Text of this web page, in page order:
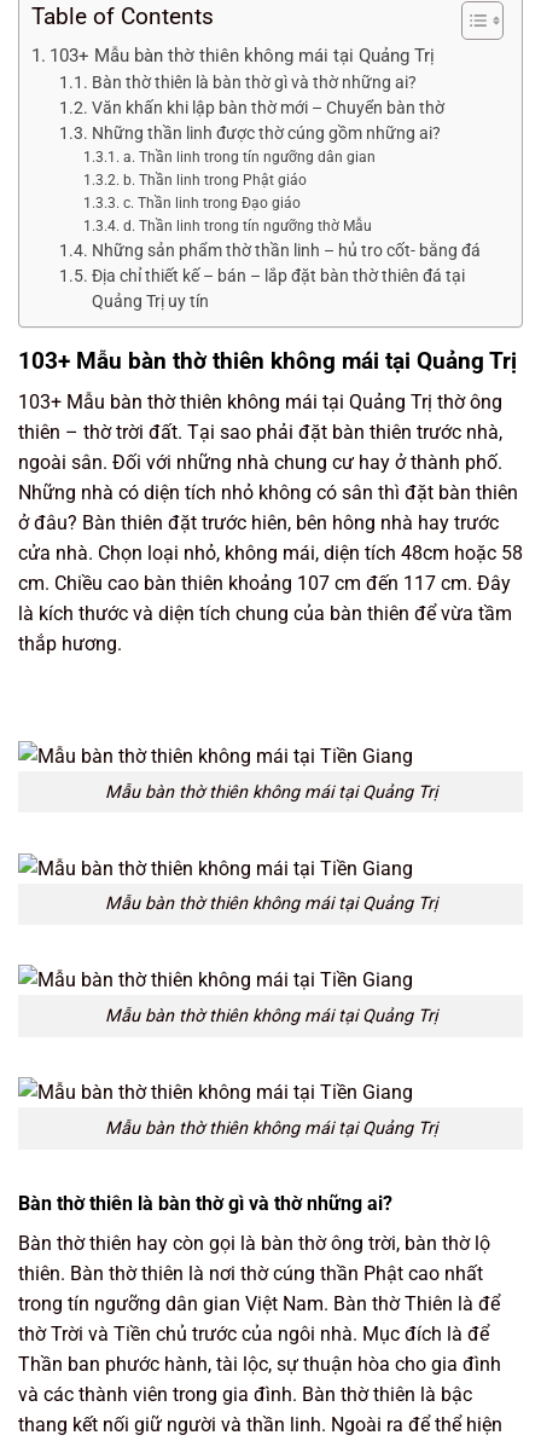
Table of Contents
103+ Mẫu bàn thờ thiên không mái tại Quảng Trị
Bàn thờ thiên là bàn thờ gì và thờ những ai?
Văn khấn khi lập bàn thờ mới – Chuyển bàn thờ
Những thần linh được thờ cúng gồm những ai?
a. Thần linh trong tín ngưỡng dân gian
b. Thần linh trong Phật giáo
c. Thần linh trong Đạo giáo
d. Thần linh trong tín ngưỡng thờ Mẫu
Những sản phẩm thờ thần linh – hủ tro cốt- bằng đá
Địa chỉ thiết kế – bán – lắp đặt bàn thờ thiên đá tại
Quảng Trị uy tín
103+ Mẫu bàn thờ thiên không mái tại Quảng Trị
103+ Mẫu bàn thờ thiên không mái tại Quảng Trị thờ ông
thiên – thờ trời đất. Tại sao phải đặt bàn thiên trước nhà,
ngoài sân. Đối với những nhà chung cư hay ở thành phố.
Những nhà có diện tích nhỏ không có sân thì đặt bàn thiên
ở đâu? Bàn thiên đặt trước hiên, bên hông nhà hay trước
cửa nhà. Chọn loại nhỏ, không mái, diện tích 48cm hoặc 58
cm. Chiều cao bàn thiên khoảng 107 cm đến 117 cm. Đây
là kích thước và diện tích chung của bàn thiên để vừa tầm
thắp hương.
Mẫu bàn thờ thiên không mái tại Quảng Trị
Mẫu bàn thờ thiên không mái tại Quảng Trị
Mẫu bàn thờ thiên không mái tại Quảng Trị
Mẫu bàn thờ thiên không mái tại Quảng Trị
Bàn thờ thiên là bàn thờ gì và thờ những ai?
Bàn thờ thiên hay còn gọi là bàn thờ ông trời, bàn thờ lộ
thiên. Bàn thờ thiên là nơi thờ cúng thần Phật cao nhất
trong tín ngưỡng dân gian Việt Nam. Bàn thờ Thiên là để
thờ Trời và Tiền chủ trước của ngôi nhà. Mục đích là để
Thần ban phước hành, tài lộc, sự thuận hòa cho gia đình
và các thành viên trong gia đình. Bàn thờ thiên là bậc
thang kết nối giữ người và thần linh. Ngoài ra để thể hiện